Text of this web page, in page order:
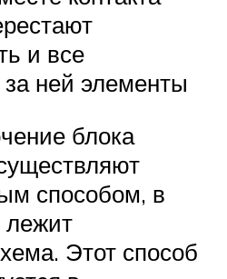
и все
ней элементы
блока
способом, в
лежит
Этот способ